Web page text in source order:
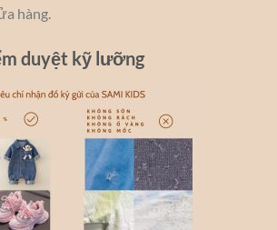
hàng.
duyệt kỹ lưỡng